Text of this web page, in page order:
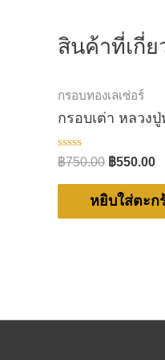
สินค้าที่เกี่ย
กรอบทองเลเซ่อร์
กรอบเต่า หลวง
ให้
คะแนน
0
5
฿750.00 ฿550.00
หยิบใส่ตะก